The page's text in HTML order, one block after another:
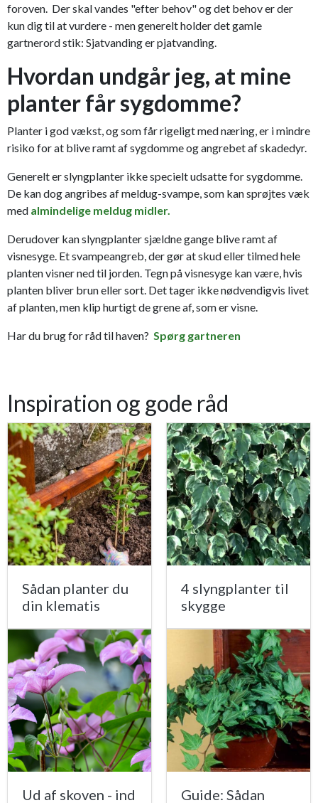
foroven. Der skal vandes "efter behov" og det behov er der
kun dig til at vurdere - men generelt holder det gamle
gartnerord stik: Sjatvanding er pjatvanding.
Hvordan undgår jeg, at mine
planter får sygdomme?
Planter i god vækst, og som får rigeligt med næring, er i mindre
risiko for at blive ramt af sygdomme og angrebet af skadedyr.
Generelt er slyngplanter ikke specielt udsatte for sygdomme.
De kan dog angribes af meldug-svampe, som kan sprøjtes væk
med almindelige meldug midler.
Derudover kan slyngplanter sjældne gange blive ramt af
visnesyge. Et svampeangreb, der gør at skud eller tilmed hele
planten visner ned til jorden. Tegn på visnesyge kan være, hvis
planten bliver brun eller sort. Det tager ikke nødvendigvis livet
af planten, men klip hurtigt de grene af, som er visne.
Har du brug for råd til haven? Spørg gartneren
Inspiration og gode råd
Sådan planter du
din klematis
4 slyngplanter til
skygge
Ud af skoven - ind
Guide: Sådan